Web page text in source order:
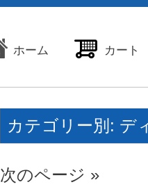
ホーム カート
カテゴリー別: デ
次のページ »